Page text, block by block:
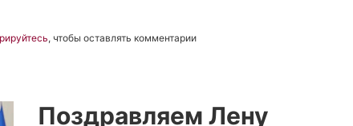
, чтобы оставлять комментарии
Поздравляем Лену